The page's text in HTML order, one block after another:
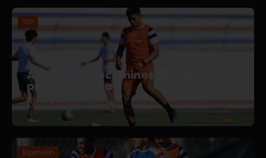
TDP
Afianza Correcaminos TDP su
pretemporada
3 de agosto de 2026
Expansión